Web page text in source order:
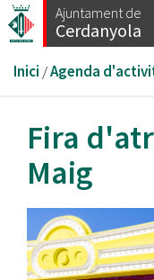
Vés
al
Ajuntament de
Cerdanyola
Esteu
aquí
Inici /Agenda
Fira
Maig